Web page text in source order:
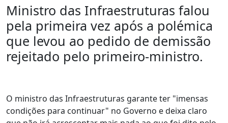
Ministro das Infraestruturas falou
pela primeira vez após a polémica
que levou ao pedido de demissão
rejeitado pelo primeiro-ministro.
O ministro das Infraestruturas garante ter "imensas
condições para continuar" no Governo e deixa claro